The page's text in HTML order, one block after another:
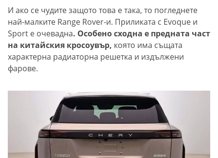
И ако се чудите защото това е така, то погледнете
най-малките Range Rover-и. Приликата с Evoque и
Sport е очевадна. Особено сходна е предната част
на китайския кросоувър, която има същата
характерна радиаторна решетка и издължени
фарове.